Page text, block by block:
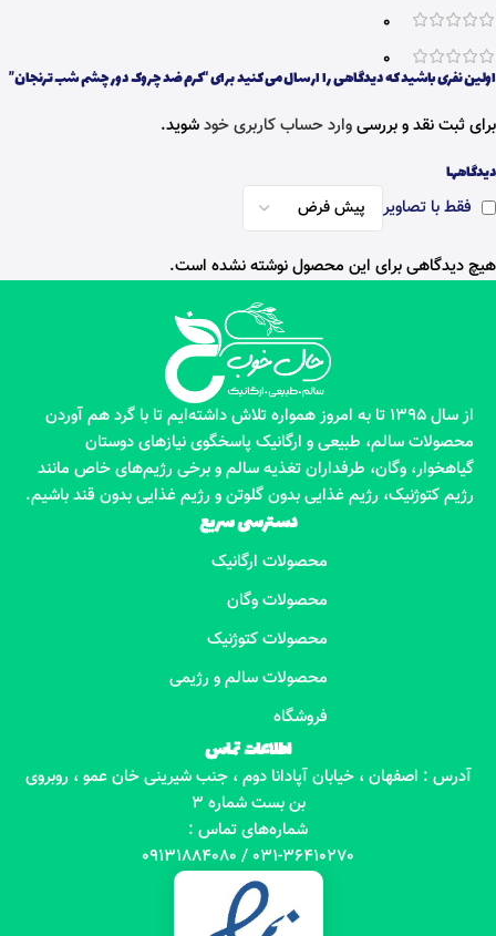
0
0
دیدگاهها
فقط با تصاویر
هیچ دیدگاهی برای این محصول نوشته نشده است.
اولین نفری باشید که دیدگاهی را ارسال می کنید برای “کرم ضد چروک دور چشم شب ترنجان”
برای ثبت نقد و بررسیوارد حساب کاربری خودشوید.
از سال 1395 تا به امروز همواره تلاش داشته‌ایم تا با گرد هم آوردن
محصولات سالم، طبیعی و ارگانیک پاسخگوی نیازهای دوستان
گیاهخوار، وگان، طرفداران تغذیه سالم و برخی رژیم‌های خاص مانند
رژیم کتوژنیک، رژیم غذایی بدون گلوتن و رژیم غذایی بدون قند باشیم.
دسترسی سریع
محصولات ارگانیک
محصولات وگان
محصولات کتوژنیک
محصولات سالم و رژیمی
فروشگاه
اطلاعات تماس
آدرس : اصفهان ، خیابان آپادانا دوم ، جنب شیرینی خان عمو ، روبروی
بن بست شماره 3
شماره‌های تماس :
031-36410270 / 09131884080